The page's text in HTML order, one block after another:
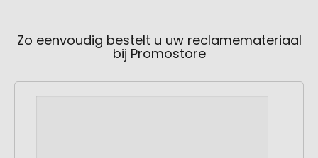
Zo eenvoudig bestelt u uw reclamemateriaal
bij Promostore